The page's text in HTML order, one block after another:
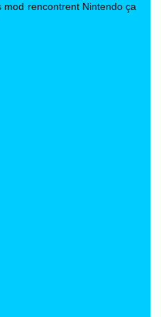
rencontrent Nintendo ça